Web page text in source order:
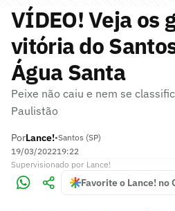
VÍDEO! Veja os
vitória do
Água Santa
Peixe não caiu e nem se
Paulistão
PorLance!•Santos (SP)
19/03/202219:22
Supervisionado por Lance!
Favorite o Lance! no